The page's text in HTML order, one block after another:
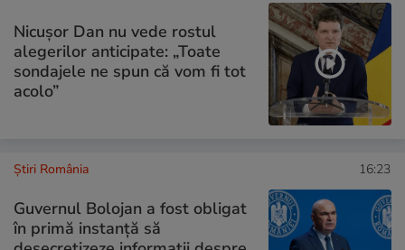
Nicușor Dan nu vede rostul
alegerilor anticipate: „Toate
sondajele ne spun că vom fi tot
acolo”
Știri România 16:23
Guvernul Bolojan a fost obligat
în primă instanță să